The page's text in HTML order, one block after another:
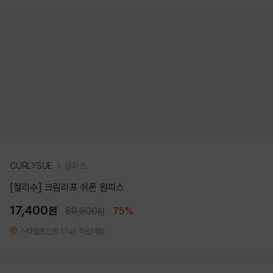
CURLYSUE 원피스
[컬리수] 크림리프 쉬폰 원피스
17,400원 69,900원 75%
스타일포인트 174P 적립예정